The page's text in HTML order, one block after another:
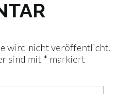
wird nicht veröffentlicht.
sind mit * markiert